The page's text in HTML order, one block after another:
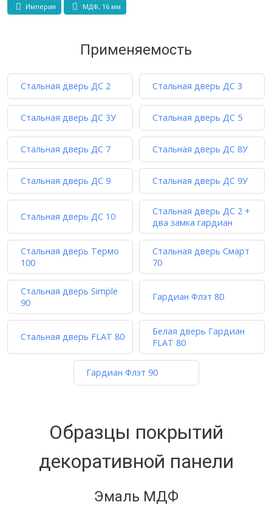
Империя МДФ, 16 мм
Применяемость
Стальная дверь ДС 2 Стальная дверь ДС 3
Стальная дверь ДС 3У Стальная дверь ДС 5
Стальная дверь ДС 7 Стальная дверь ДС 8У
Стальная дверь ДС 9 Стальная дверь ДС 9У
Стальная дверь ДС 10
Стальная дверь ДС 2 +
два замка гардиан
Стальная дверь Термо
100
Стальная дверь Смарт
70
Стальная дверь Simple
90
Гардиан Флэт 80
Стальная дверь FLAT 80
Белая дверь Гардиан
FLAT 80
Гардиан Флэт 90
Образцы покрытий
декоративной панели
Эмаль МДФ